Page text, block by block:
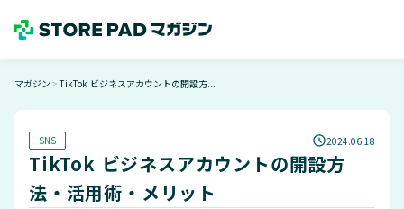
マガジン ＞TikTok ビジネスアカウントの開設方...
SNS 2024.06.18
TikTok ビジネスアカウントの開設方
法・活用術・メリット